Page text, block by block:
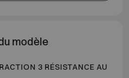
modèle
3 RÉSISTANCE AU